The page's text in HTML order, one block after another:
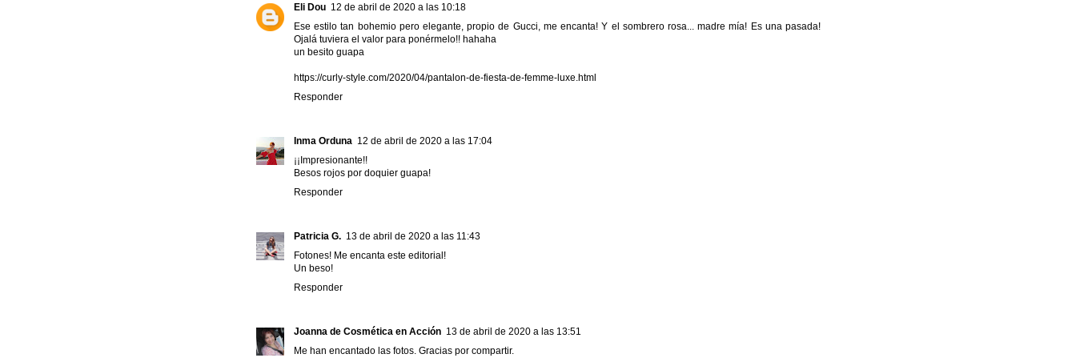
Eli Dou 12 de abril de 2020 a las 10:18
Ese estilo tan bohemio pero elegante, propio de Gucci, me encanta! Y el sombrero rosa... madre mía! Es una pasada!
Ojalá tuviera el valor para ponérmelo!! hahaha
un besito guapa
https://curly-style.com/2020/04/pantalon-de-fiesta-de-femme-luxe.html
Responder
Inma Orduna 12 de abril de 2020 a las 17:04
¡¡Impresionante!!
Besos rojos por doquier guapa!
Responder
Patricia G. 13 de abril de 2020 a las 11:43
Fotones! Me encanta este editorial!
Un beso!
Responder
Joanna de Cosmética en Acción 13 de abril de 2020 a las 13:51
Me han encantado las fotos. Gracias por compartir.